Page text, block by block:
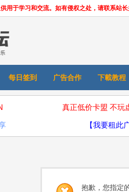
用于学习和交流。如有侵权之处，请联系站
每日签到 广告合作 下載教程
真正低价卡盟 不玩
【我要租此
抱歉，您指定